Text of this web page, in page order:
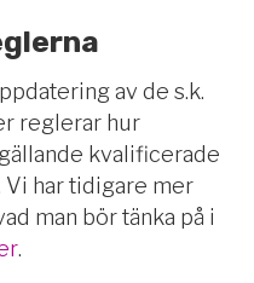
av de s.k.
reglerar hur
kvalificerade
har tidigare mer
man bör tänka på i
.